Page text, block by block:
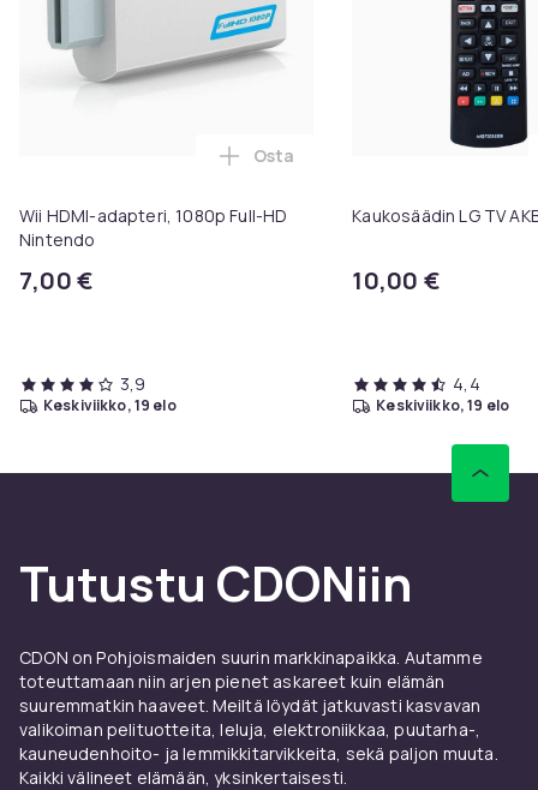
Wii HDMI-adapteri, 1080p Full-HD
Nintendo
7,00 €
Lisää Wii HDMI-adapteri, 1080p
Osta
3,9
keskiviikko, 19 elo
Kaukosäädin LG TV
10,00 €
4,4
keskiviikko, 19 elo
Tutustu CDONiin
CDON on Pohjoismaiden suurin markkinapaikka. Autamme
toteuttamaan niin arjen pienet askareet kuin elämän
suuremmatkin haaveet. Meiltä löydät jatkuvasti kasvavan
valikoiman pelituotteita, leluja, elektroniikkaa, puutarha-,
kauneudenhoito- ja lemmikkitarvikkeita, sekä paljon muuta.
Kaikki välineet elämään, yksinkertaisesti.